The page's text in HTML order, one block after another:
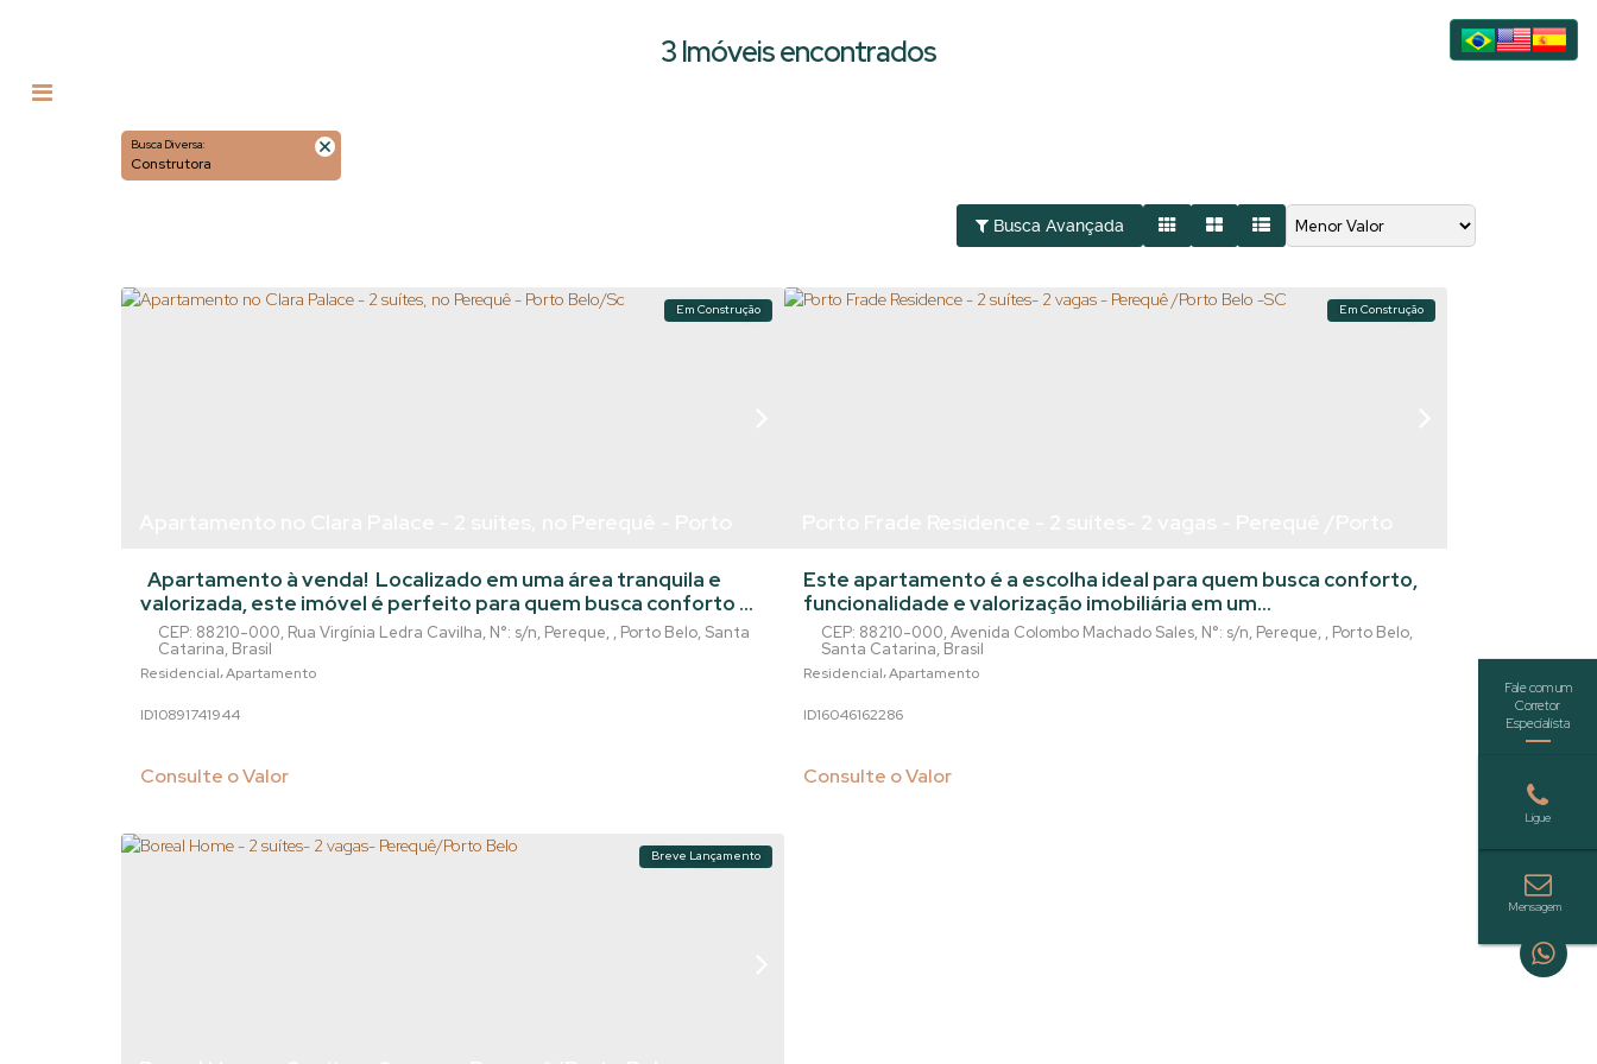
3 Imóveis encontrados
Busca Diversa:
Construtora
Busca Avançada
Em Construção
Residencial Apartamento
Consulte o Valor
1944
1089174
CEP: 88210-000, Rua Virgínia Ledra Cavilha, N°: s/n, Pereque , Porto Belo, Santa
Catarina, Brasil
Apartamento à venda! Localizado em uma área tranquila e
valorizada, este imóvel é perfeito para quem busca conforto e
comodidade. Com 2 suítes, este apartamento é ideal para
famílias que buscam um novo lar. Além disso, o imóvel conta
com uma garagem privativa, proporcionando segurança e
este apartamento oferece...
Em Construção
Residencial Apartamento
Consulte o Valor
2286
1604616
CEP: 88210-000,Avenida Colombo Machado Sales, N°: s/n, Pereque , Porto Belo,
Santa Catarina, Brasil
Este apartamento é a escolha ideal para quem busca conforto,
funcionalidade e valorização imobiliária em um
empreendimento com lazer completo e excelente padrão
construtivo. Com 81 m² de área privativa, o imóvel oferece uma
planta inteligente, composta por 2 dormitórios, sendo 2 suítes,
Breve Lançamento